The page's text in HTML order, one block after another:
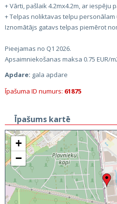
+ Vārti, pašlaik 4.2mx4.2m, ar iespēju
+ Telpas noliktavas telpu
Iznomātājs gatavs telpas piemērot
Pieejamas no Q1 2026.
Apsaimniekošanas maksa 0.75 EUR/
Apdare: gala apdare
Īpašuma ID numurs: 61875
Īpašums kartē
+
−